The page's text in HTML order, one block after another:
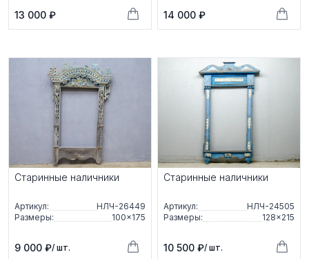
13 000 ₽ 14 000 ₽
Старинные наличники
Артикул:
НЛЧ-26449
Размеры:
100×175
9 000 ₽/ шт.
Старинные наличники
Артикул:
НЛЧ-24505
Размеры:
128×215
10 500 ₽/ шт.